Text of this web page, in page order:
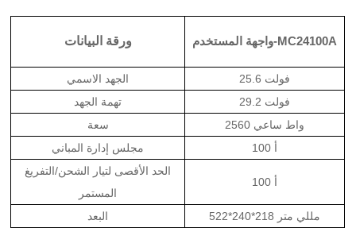
ورقة البيانات واجهة المستخدم-MC24100A
الجهد الاسمي
25.6 فولت
تهمة الجهد
29.2 فولت
سعة
2560 واط ساعي
مجلس إدارة المباني
100 أ
الحد الأقصى لتيار الشحن/التفريغ
المستمر
100 أ
البعد
522*240*218 مللي متر